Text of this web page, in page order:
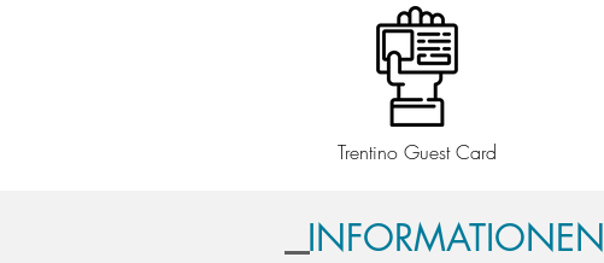
Trentino Guest Card
INFORMATIONEN